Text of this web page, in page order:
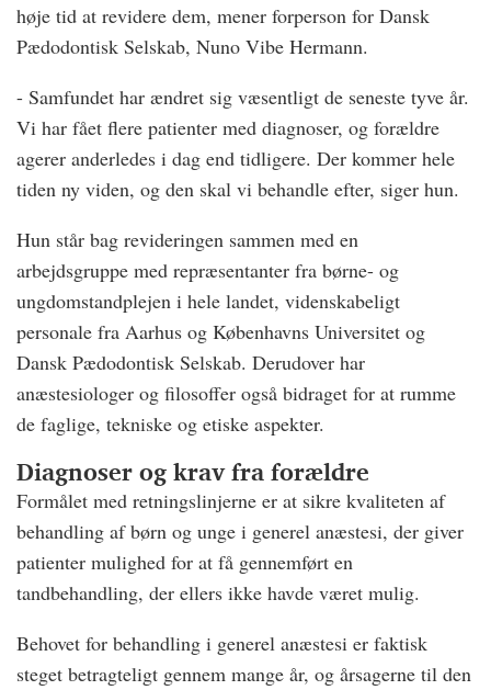
høje tid at revidere dem, mener forperson for Dansk
Pædodontisk Selskab, Nuno Vibe Hermann.
- Samfundet har ændret sig væsentligt de seneste tyve år.
Vi har fået flere patienter med diagnoser, og forældre
agerer anderledes i dag end tidligere. Der kommer hele
tiden ny viden, og den skal vi behandle efter, siger hun.
Hun står bag revideringen sammen med en
arbejdsgruppe med repræsentanter fra børne- og
ungdomstandplejen i hele landet, videnskabeligt
personale fra Aarhus og Københavns Universitet og
Dansk Pædodontisk Selskab. Derudover har
anæstesiologer og filosoffer også bidraget for at rumme
de faglige, tekniske og etiske aspekter.
Diagnoser og krav fra forældre
Formålet med retningslinjerne er at sikre kvaliteten af
behandling af børn og unge i generel anæstesi, der giver
patienter mulighed for at få gennemført en
tandbehandling, der ellers ikke havde været mulig.
Behovet for behandling i generel anæstesi er faktisk
steget betragteligt gennem mange år, og årsagerne til den